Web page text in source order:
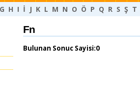
G H I İ J K L M N O Ö P Q R S Ş T
Fn
Bulunan Sonuc Sayisi:0